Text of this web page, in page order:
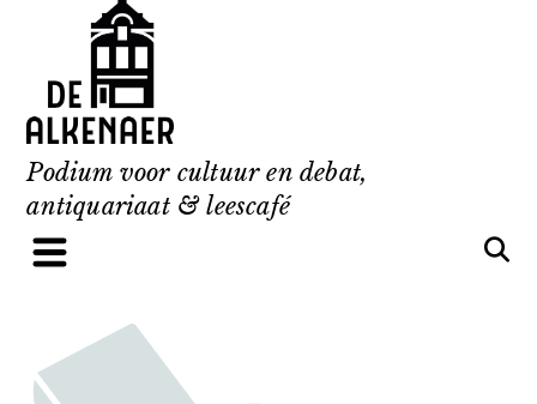
content
Podium voor cultuur en debat,
antiquariaat & leescafé